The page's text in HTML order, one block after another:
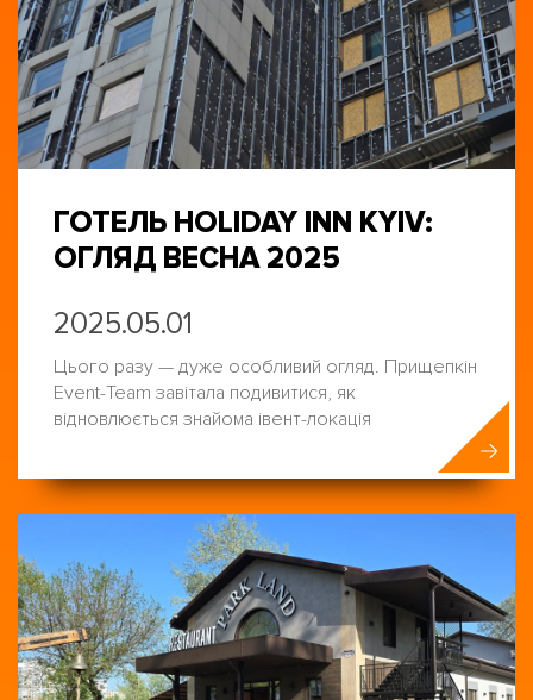
ГОТЕЛЬ HOLIDAY INN KYIV:
ОГЛЯД ВЕСНА 2025
2025.05.01
Цього разу — дуже особливий огляд. Прищепкін
Event-Team завітала подивитися, як
відновлюється знайома івент-локація